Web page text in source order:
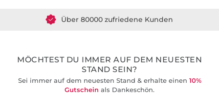
Die Schnittmuster sind besonders beliebt auf
Grund ihrer umfangreichen Schritt-für-Schritt-
bieten wir für viele unserer Schnittmuster
Youtube-Kanal an.
MÖCHTEST DU IMMER AUF DEM NEUESTEN
STAND SEIN?
Sei immer auf dem neuesten Stand & erhalte einen 10%
Gutschein als Dankeschön.